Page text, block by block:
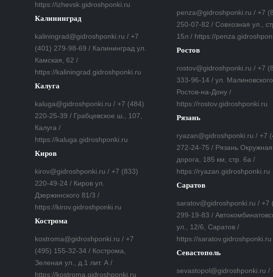
https://izhevsk.gidroshponki.ru
Калининград
kaliningrad@gidroshponki.ru / +7
(401) 279-98-69 / Калининград ул.
Камская, 62 /
https://kaliningrad.gidroshponki.ru
Калуга
kaluga@gidroshponki.ru / +7 (484)
220-25-39 / Грабцевское ш., 107,
Калуга /
https://kaluga.gidroshponki.ru
Киров
kirov@gidroshponki.ru / +7 (833)
220-49-24 / Киров ул.
Дзержинского 81/3 /
https://kirov.gidroshponki.ru
Кострома
kostroma@gidroshponki.ru / +7
(495) 155-32-34 / Кострома,
Зеленая ул., д.1 лит. А /
https://kostroma.gidroshponki.ru
penza@gidroshponki.ru / +7
250-07-82 / Совхозная ул.,
15л / https://
Ростов
rostov@gidroshponki.ru / +7
333-96-14 / ул.
Ростов-на-Дону /
https://rostov.gidroshponki.ru
Рязань
ryazan@gidroshponki.ru / +7
272-24-75 / Рязань Окружная
дорога, 185 км, стр. 6а /
https://ryazan.gidroshponki.ru
Саратов
saratov@gidroshponki.ru / +7
299-19-83 /
ул., 12/6, Саратов /
https://saratov.gidroshponki.ru
Севастополь
sevastopol@gidroshponki.ru /